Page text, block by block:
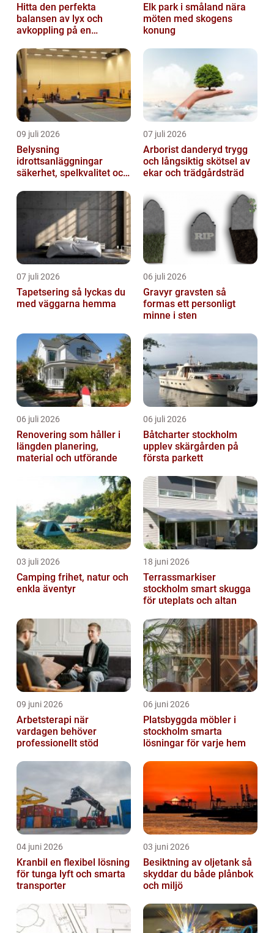
Hitta den perfekta
balansen av lyx och
avkoppling på en
Östermalm
Elk park i småland nära
möten med skogens
konung
09 juli 2026
Belysning
idrottsanläggningar
säkerhet, spelkvalitet och
07 juli 2026
Arborist danderyd trygg
och långsiktig skötsel av
ekar och trädgårdsträd
07 juli 2026
Tapetsering så lyckas du
med väggarna hemma
06 juli 2026
Gravyr gravsten så
formas ett personligt
minne i sten
06 juli 2026
Renovering som håller i
längden planering,
material och utförande
06 juli 2026
Båtcharter stockholm
upplev skärgården på
första parkett
03 juli 2026
Camping frihet, natur och
enkla äventyr
18 juni 2026
Terrassmarkiser
stockholm smart skugga
för uteplats och altan
09 juni 2026
Arbetsterapi när
vardagen behöver
professionellt stöd
06 juni 2026
Platsbyggda möbler i
stockholm smarta
lösningar för varje hem
04 juni 2026
Kranbil en flexibel lösning
för tunga lyft och smarta
transporter
03 juni 2026
Besiktning av oljetank så
skyddar du både plånbok
och miljö